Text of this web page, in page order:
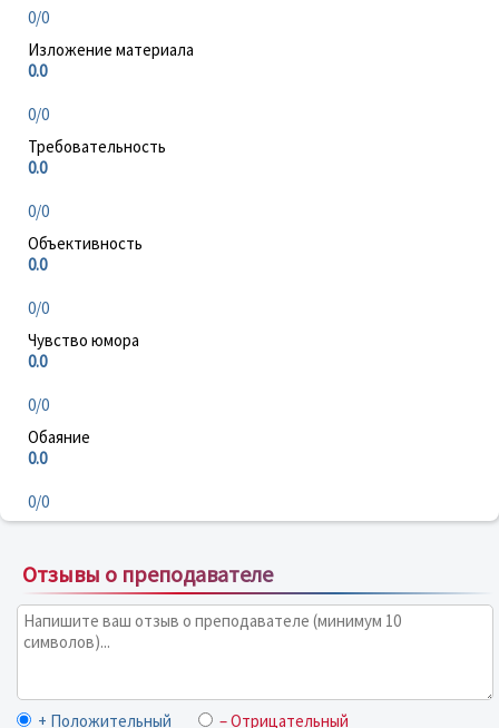
0/0
Изложение материала
0.0
0/0
Требовательность
0.0
0/0
Объективность
0.0
0/0
Чувство юмора
0.0
0/0
Обаяние
0.0
0/0
Отзывы о преподавателе
+ Положительный – Отрицательный